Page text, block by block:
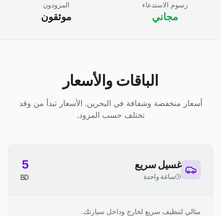
رسوم الاستدعاء
مجاني
المزودون
موثقون
الباقات والأسعار
أسعار منخفضة وشفافة في البحرين. الأسعار تبدأ من وقد
تختلف حسب المزود.
غسيل سريع
ساعة واحدة
5
BD
مثالي لتنظيف سريع لخارج وداخل سيارتك.